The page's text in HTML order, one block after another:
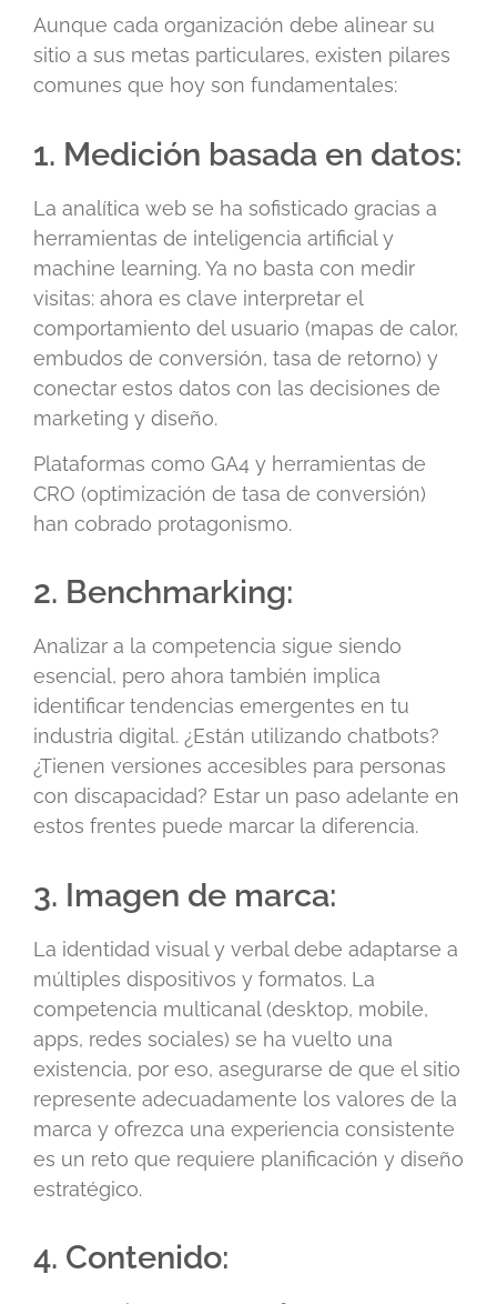
Aunque cada organización debe alinear su
sitio a sus metas particulares, existen pilares
comunes que hoy son fundamentales:
1. Medición basada en datos:
La analítica web se ha sofisticado gracias a
herramientas de inteligencia artificial y
machine learning. Ya no basta con medir
visitas: ahora es clave interpretar el
comportamiento del usuario (mapas de calor,
embudos de conversión, tasa de retorno) y
conectar estos datos con las decisiones de
marketing y diseño.
Plataformas como GA4 y herramientas de
CRO (optimización de tasa de conversión)
han cobrado protagonismo.
2. Benchmarking:
Analizar a la competencia sigue siendo
esencial, pero ahora también implica
identificar tendencias emergentes en tu
industria digital. ¿Están utilizando chatbots?
¿Tienen versiones accesibles para personas
con discapacidad? Estar un paso adelante en
estos frentes puede marcar la diferencia.
3. Imagen de marca:
La identidad visual y verbal debe adaptarse a
múltiples dispositivos y formatos. La
competencia multicanal (desktop, mobile,
apps, redes sociales) se ha vuelto una
existencia, por eso, asegurarse de que el sitio
represente adecuadamente los valores de la
marca y ofrezca una experiencia consistente
es un reto que requiere planificación y diseño
estratégico.
4. Contenido: